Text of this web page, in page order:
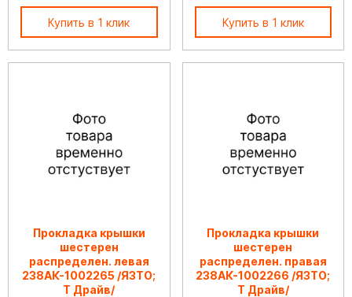
Купить в 1 клик Купить в 1 клик
Прокладка крышки
шестерен
распределен. левая
238АК-1002265 /ЯЗТО;
Т Драйв/
Прокладка крышки
шестерен
распределен. правая
238АК-1002266 /ЯЗТО;
Т Драйв/